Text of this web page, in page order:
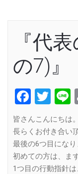
『代
の7)』
皆さんこんにちは。
長らくお付き合い
最後の6つ目になり
初めての方は、ま
1つ目の行動指針は